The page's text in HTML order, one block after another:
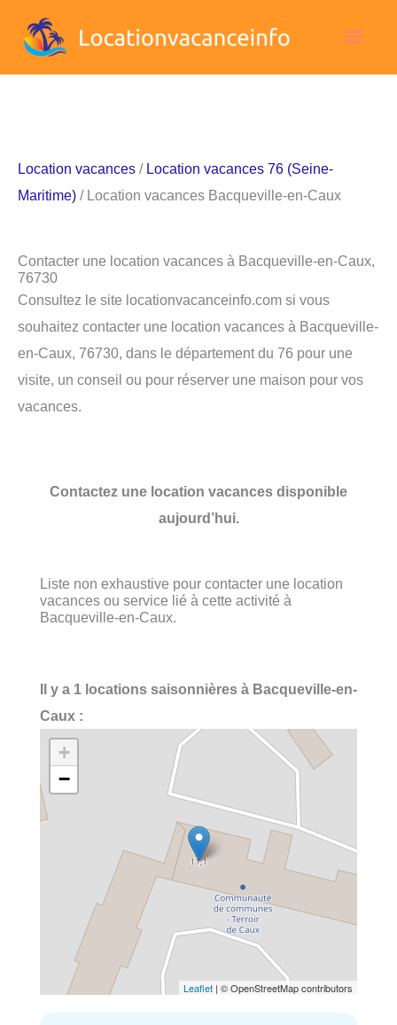
Location vacances / Location vacances 76 (Seine-
Maritime) / Location vacances Bacqueville-en-Caux
Contacter une location vacances à Bacqueville-en-Caux,
76730
Consultez le site locationvacanceinfo.com si vous
souhaitez contacter une location vacances à Bacqueville-
en-Caux, 76730, dans le département du 76 pour une
visite, un conseil ou pour réserver une maison pour vos
vacances.
Contactez une location vacances disponible
aujourd’hui.
Liste non exhaustive pour contacter une location
vacances ou service lié à cette activité à
Bacqueville-en-Caux.
Il y a 1 locations saisonnières à Bacqueville-en-
Caux :
+
−
Leaflet | © OpenStreetMap contributors